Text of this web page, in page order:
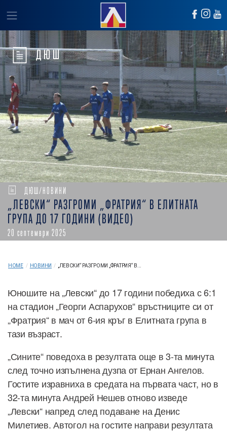
ДЮШ
ДЮШ/НОВИНИ
„ЛЕВСКИ“ РАЗГРОМИ „ФРАТРИЯ“ В ЕЛИТНАТА
ГРУПА ДО 17 ГОДИНИ (ВИДЕО)
20 септември 2025
HOME / НОВИНИ / „ЛЕВСКИ“ РАЗГРОМИ „ФРАТРИЯ“ В...
Юношите на „Левски“ до 17 години победиха с 6:1
на стадион „Георги Аспарухов“ връстниците си от
„Фратрия“ в мач от 6-ия кръг в Елитната група в
тази възраст.
„Сините“ поведоха в резултата още в 3-та минута
след точно изпълнена дузпа от Ернан Ангелов.
Гостите изравниха в средата на първата част, но в
32-та минута Андрей Нешев отново изведе
„Левски“ напред след подаване на Денис
Милетиев. Автогол на гостите направи резултата